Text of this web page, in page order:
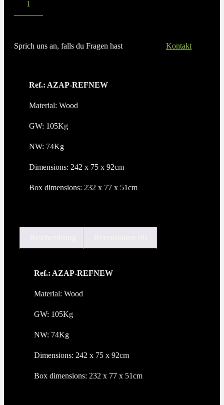
Sprich uns an, falls du Fragen hast Kontakt
Ref.: AZAP-REFNEW
Material: Wood
GW: 105Kg
NW: 74Kg
Dimensions: 242 x 75 x 92cm
Box dimensions: 232 x 77 x 51cm
Ref.: AZAP-REFNEW
Material: Wood
GW: 105Kg
NW: 74Kg
Dimensions: 242 x 75 x 92cm
Box dimensions: 232 x 77 x 51cm